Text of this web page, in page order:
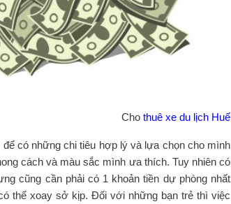
Cho thuê xe du lịch Huế
có những chi tiêu hợp lý và lựa chọn cho mình
cách và màu sắc mình ưa thích. Tuy nhiên có
cũng cần phải có 1 khoản tiền dự phòng nhất
thể xoay sở kịp. Đối với những bạn trẻ thì việc